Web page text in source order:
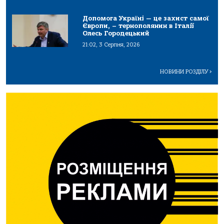
Допомога Україні — це захист самої
Європи, – тернополянин в Італії
Олесь Городецький
21:02, 3 Серпня, 2026
НОВИНИ РОЗДІЛУ>